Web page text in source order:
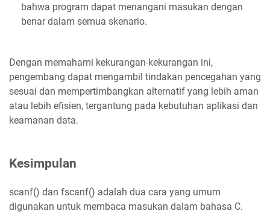
bahwa program dapat menangani masukan dengan
benar dalam semua skenario.
Dengan memahami kekurangan-kekurangan ini,
pengembang dapat mengambil tindakan pencegahan yang
sesuai dan mempertimbangkan alternatif yang lebih aman
atau lebih efisien, tergantung pada kebutuhan aplikasi dan
keamanan data.
Kesimpulan
scanf() dan fscanf() adalah dua cara yang umum
digunakan untuk membaca masukan dalam bahasa C.